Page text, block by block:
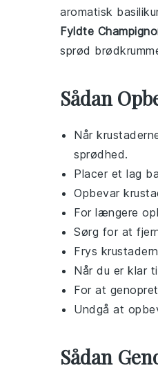
aromatisk
Fyldte
sprød
Sådan
Når
sprødhed.
Placer et lag
Opbevar
For længere
Sørg for at
Frys
Når du er klar
For at
Undgå at
Sådan